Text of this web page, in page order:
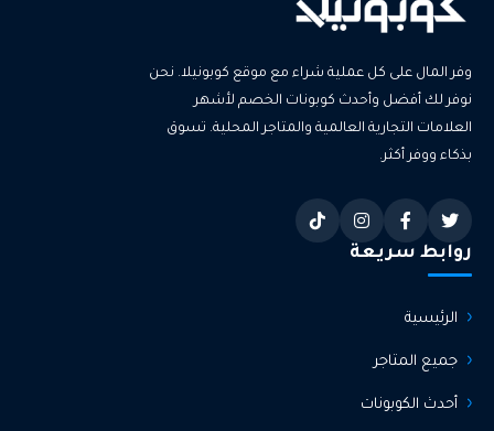
وفر المال على كل عملية شراء مع موقع كوبونيلا. نحن
نوفر لك أفضل وأحدث كوبونات الخصم لأشهر
العلامات التجارية العالمية والمتاجر المحلية. تسوق
بذكاء ووفر أكثر.
روابط سريعة
الرئيسية
جميع المتاجر
أحدث الكوبونات